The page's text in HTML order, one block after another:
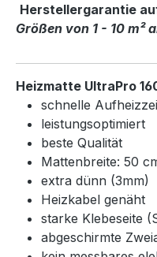
Herstellergarantie
Größen von 1 - 10 m²
Heizmatte UltraPro
schnelle
leistungsoptimiert
beste Qualität
Mattenbreite: 50
extra dünn (3mm)
Heizkabel genäht
starke Klebeseite
abgeschirmte